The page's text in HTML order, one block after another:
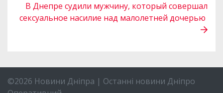
В Днепре судили мужчину, который совершал
сексуальное насилие над малолетней дочерью
©2026 Новини Дніпра | Останні новини Дніпро